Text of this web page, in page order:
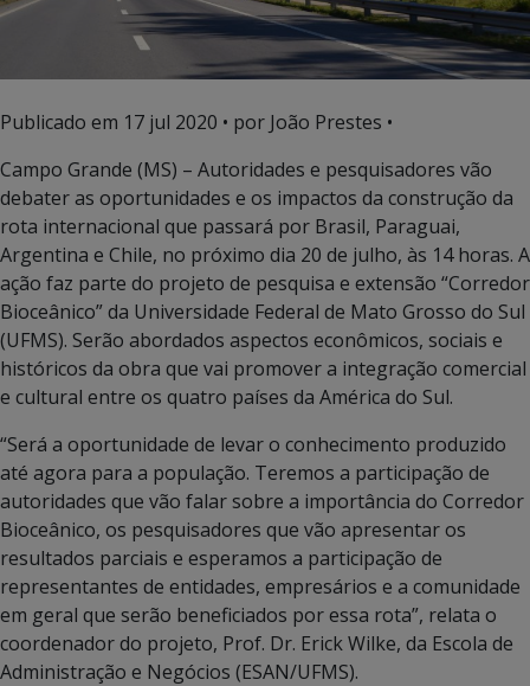
Publicado em 17 jul 2020 • por João Prestes •
Campo Grande (MS) – Autoridades e pesquisadores vão
debater as oportunidades e os impactos da construção da
rota internacional que passará por Brasil, Paraguai,
Argentina e Chile, no próximo dia 20 de julho, às 14 horas. A
ação faz parte do projeto de pesquisa e extensão “Corredor
Bioceânico” da Universidade Federal de Mato Grosso do Sul
(UFMS). Serão abordados aspectos econômicos, sociais e
históricos da obra que vai promover a integração comercial
e cultural entre os quatro países da América do Sul.
“Será a oportunidade de levar o conhecimento produzido
até agora para a população. Teremos a participação de
autoridades que vão falar sobre a importância do Corredor
Bioceânico, os pesquisadores que vão apresentar os
resultados parciais e esperamos a participação de
representantes de entidades, empresários e a comunidade
em geral que serão beneficiados por essa rota”, relata o
coordenador do projeto, Prof. Dr. Erick Wilke, da Escola de
Administração e Negócios (ESAN/UFMS).